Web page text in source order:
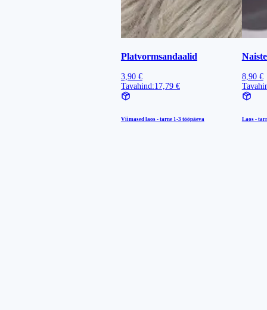
Platvormsandaalid
3,90 €
Tavahind:17,79 €
Viimased laos - tarne 1-3 tööpäeva
8,90 €
Laos -